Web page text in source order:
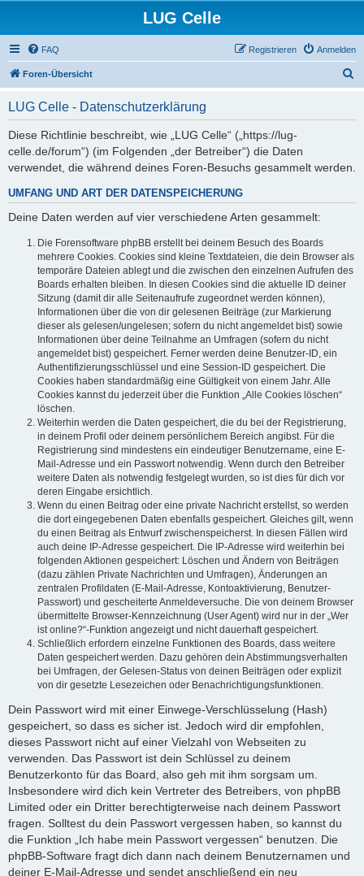
LUG Celle
FAQ Anmelden
Registrieren
Foren-Übersicht
LUG Celle - Datenschutzerklärung
Diese Richtlinie beschreibt, wie „LUG Celle“ („https://lug-
celle.de/forum“) (im Folgenden „der Betreiber“) die Daten
verwendet, die während deines Foren-Besuchs gesammelt werden.
UMFANG UND ART DER DATENSPEICHERUNG
Deine Daten werden auf vier verschiedene Arten gesammelt:
Die Forensoftware phpBB erstellt bei deinem Besuch des Boards
mehrere Cookies. Cookies sind kleine Textdateien, die dein Browser als
temporäre Dateien ablegt und die zwischen den einzelnen Aufrufen des
Boards erhalten bleiben. In diesen Cookies sind die aktuelle ID deiner
Sitzung (damit dir alle Seitenaufrufe zugeordnet werden können),
Informationen über die von dir gelesenen Beiträge (zur Markierung
dieser als gelesen/ungelesen; sofern du nicht angemeldet bist) sowie
Informationen über deine Teilnahme an Umfragen (sofern du nicht
angemeldet bist) gespeichert. Ferner werden deine Benutzer-ID, ein
Authentifizierungsschlüssel und eine Session-ID gespeichert. Die
Cookies haben standardmäßig eine Gültigkeit von einem Jahr. Alle
Cookies kannst du jederzeit über die Funktion „Alle Cookies löschen“
löschen.
Weiterhin werden die Daten gespeichert, die du bei der Registrierung,
in deinem Profil oder deinem persönlichem Bereich angibst. Für die
Registrierung sind mindestens ein eindeutiger Benutzername, eine E-
Mail-Adresse und ein Passwort notwendig. Wenn durch den Betreiber
weitere Daten als notwendig festgelegt wurden, so ist dies für dich vor
deren Eingabe ersichtlich.
Wenn du einen Beitrag oder eine private Nachricht erstellst, so werden
die dort eingegebenen Daten ebenfalls gespeichert. Gleiches gilt, wenn
du einen Beitrag als Entwurf zwischenspeicherst. In diesen Fällen wird
auch deine IP-Adresse gespeichert. Die IP-Adresse wird weiterhin bei
folgenden Aktionen gespeichert: Löschen und Ändern von Beiträgen
(dazu zählen Private Nachrichten und Umfragen), Änderungen an
zentralen Profildaten (E-Mail-Adresse, Kontoaktivierung, Benutzer-
Passwort) und gescheiterte Anmeldeversuche. Die von deinem Browser
übermittelte Browser-Kennzeichnung (User Agent) wird nur in der „Wer
ist online?“-Funktion angezeigt und nicht dauerhaft gespeichert.
Schließlich erfordern einzelne Funktionen des Boards, dass weitere
Daten gespeichert werden. Dazu gehören dein Abstimmungsverhalten
bei Umfragen, der Gelesen-Status von deinen Beiträgen oder explizit
von dir gesetzte Lesezeichen oder Benachrichtigungsfunktionen.
Dein Passwort wird mit einer Einwege-Verschlüsselung (Hash)
gespeichert, so dass es sicher ist. Jedoch wird dir empfohlen,
dieses Passwort nicht auf einer Vielzahl von Webseiten zu
verwenden. Das Passwort ist dein Schlüssel zu deinem
Benutzerkonto für das Board, also geh mit ihm sorgsam um.
Insbesondere wird dich kein Vertreter des Betreibers, von phpBB
Limited oder ein Dritter berechtigterweise nach deinem Passwort
fragen. Solltest du dein Passwort vergessen haben, so kannst du
die Funktion „Ich habe mein Passwort vergessen“ benutzen. Die
phpBB-Software fragt dich dann nach deinem Benutzernamen und
deiner E-Mail-Adresse und sendet anschließend ein neu